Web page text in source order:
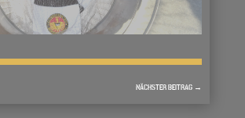
NÄCHSTER BEITRAG →